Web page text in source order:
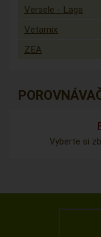
Versele - Laga
Vetamix
ZEA
Vyberte si